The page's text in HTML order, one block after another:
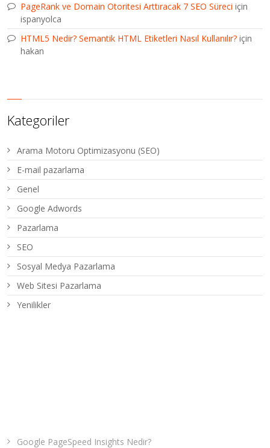
PageRank ve Domain Otoritesi Arttıracak 7 SEO Süreci için
ispanyolca
HTML5 Nedir? Semantik HTML Etiketleri Nasıl Kullanılır? için
hakan
Kategoriler
Arama Motoru Optimizasyonu (SEO)
E-mail pazarlama
Genel
Google Adwords
Pazarlama
SEO
Sosyal Medya Pazarlama
Web Sitesi Pazarlama
Yenilikler
Google PageSpeed Insights Nedir?